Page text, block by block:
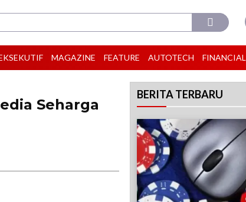
MAGAZINE FEATURE AUTOTECH FINANCIAL
Seharga
BERITA TERBARU